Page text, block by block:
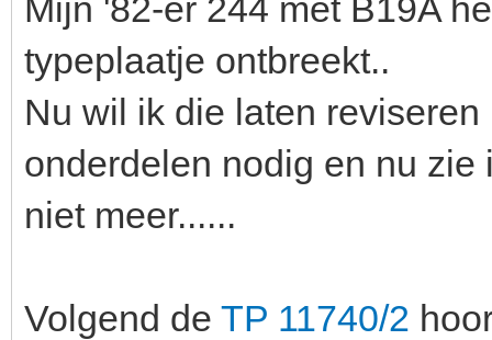
Mijn '82-er 244 met B19A
typeplaatje ontbreekt..
Nu wil ik die laten
onderdelen nodig en nu
niet meer......
Volgend de TP 11740/2